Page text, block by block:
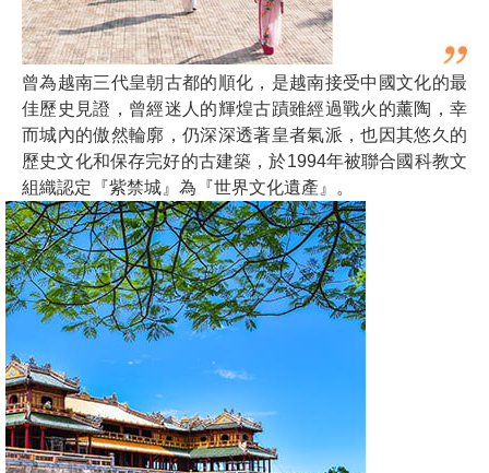
曾為越南三代皇朝古都的順化，是越南接受中國文化的最
佳歷史見證，曾經迷人的輝煌古蹟雖經過戰火的薰陶，幸
而城內的傲然輪廓，仍深深透著皇者氣派，也因其悠久的
歷史文化和保存完好的古建築，於1994年被聯合國科教文
組織認定『紫禁城』為『世界文化遺產』。